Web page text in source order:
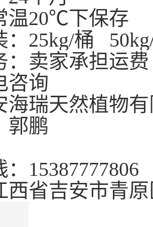
温20℃下保存
：25kg/桶
：卖家承担运
咨询
海瑞天然植物
郭鹏
15387777806
西省吉安市青